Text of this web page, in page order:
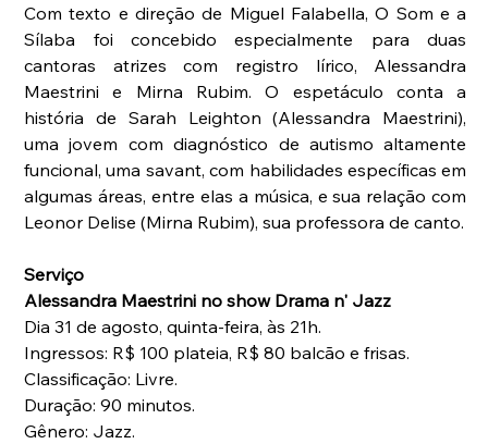
Com texto e direção de Miguel Falabella, O Som e a
Sílaba foi concebido especialmente para duas
cantoras atrizes com registro lírico, Alessandra
Maestrini e Mirna Rubim. O espetáculo conta a
história de Sarah Leighton (Alessandra Maestrini),
uma jovem com diagnóstico de autismo altamente
funcional, uma savant, com habilidades específicas em
algumas áreas, entre elas a música, e sua relação com
Leonor Delise (Mirna Rubim), sua professora de canto.
Serviço
Alessandra Maestrini no show Drama n' Jazz
Dia 31 de agosto, quinta-feira, às 21h.
Ingressos: R$ 100 plateia, R$ 80 balcão e frisas.
Classificação: Livre.
Duração: 90 minutos.
Gênero: Jazz.